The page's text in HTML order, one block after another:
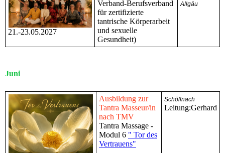
21.-23.05.2027
Verband-Berufsverband
für zertifizierte
tantrische Körperarbeit
und sexuelle
Gesundheit)
Allgäu
Juni
Ausbildung zur
Tantra Masseur/in
nach TMV
Tantra Massage -
Modul 6 " Tor des
Vertrauens"
Schöllnach
Leitung:Gerhard